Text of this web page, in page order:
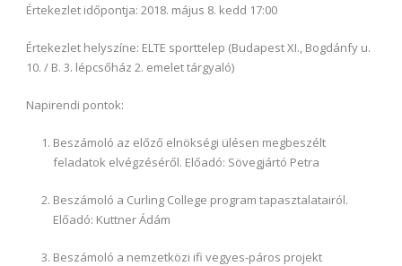
Értekezlet időpontja: 2018. május 8. kedd 17:00
Értekezlet helyszíne: ELTE sporttelep (Budapest XI., Bogdánfy u.
10. / B. 3. lépcsőház 2. emelet tárgyaló)
Napirendi pontok:
Beszámoló az előző elnökségi ülésen megbeszélt
feladatok elvégzéséről. Előadó: Sövegjártó Petra
Beszámoló a Curling College program tapasztalatairól.
Előadó: Kuttner Ádám
Beszámoló a nemzetközi ifi vegyes-páros projekt